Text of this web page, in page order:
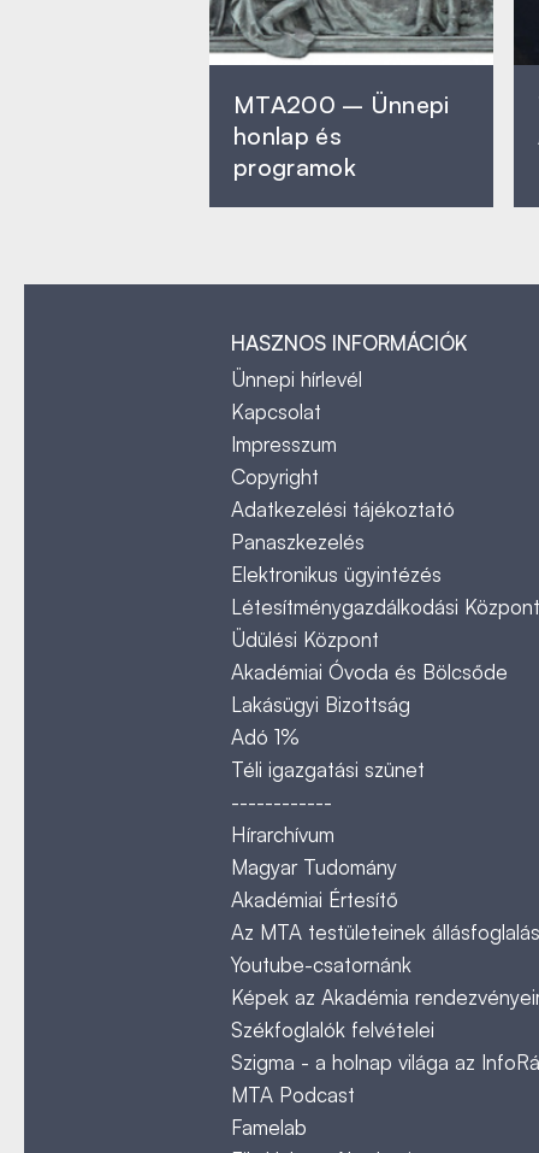
MTA200 – Ünnepi
honlap és
programok
HASZNOS INFORMÁCIÓK
Ünnepi hírlevél
Kapcsolat
Impresszum
Copyright
Adatkezelési tájékoztató
Panaszkezelés
Elektronikus ügyintézés
Létesítménygazdálkodási Központ
Üdülési Központ
Akadémiai Óvoda és Bölcsőde
Lakásügyi Bizottság
Adó 1%
Téli igazgatási szünet
------------
Hírarchívum
Magyar Tudomány
Akadémiai Értesítő
Az MTA testületeinek
Youtube-csatornánk
Képek az Akadémia
Székfoglalók felvételei
Szigma - a holnap világa az
MTA Podcast
Famelab